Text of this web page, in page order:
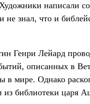
написали
не знал, что и
Генри Лейард
описанных в
в мире. Однако
библиотеки царя